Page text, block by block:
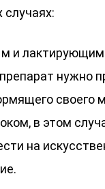
случаях:
и
нужно
своего
в этом
на